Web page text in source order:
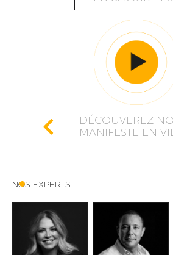
DÉCOUVEREZ
MANIFESTE EN
NOS EXPERTS